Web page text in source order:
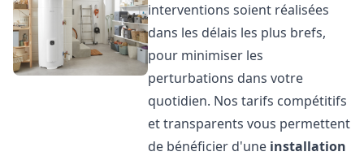
interventions soient réalisées
dans les délais les plus brefs,
pour minimiser les
perturbations dans votre
quotidien. Nos tarifs compétitifs
et transparents vous permettent
de bénéficier d'une installation